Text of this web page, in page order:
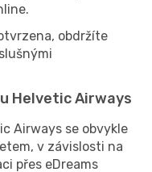
obdržíte
Helvetic Airways
Airways se obvykle
v závislosti na
přes eDreams